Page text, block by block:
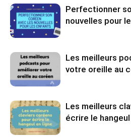
Perfectionner
nouvelles pour
Les meilleurs
votre oreille au
Les meilleurs
écrire le